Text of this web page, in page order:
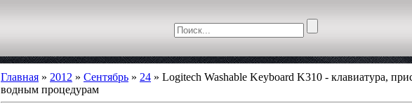
Главная » 2012 » Сентябрь » 24 » Logitech Washable Keyboard K310 - клавиатура,
водным процедурам